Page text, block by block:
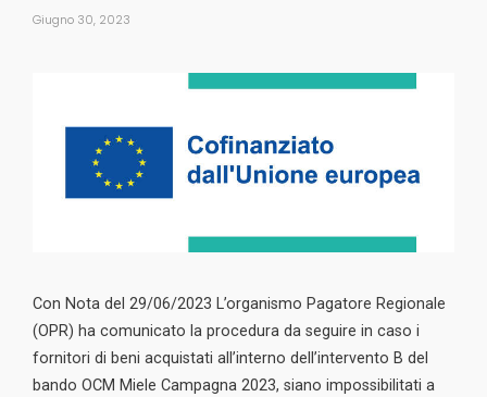
Giugno 30, 2023
Con Nota del 29/06/2023 L’organismo Pagatore Regionale
(OPR) ha comunicato la procedura da seguire in caso i
fornitori di beni acquistati all’interno dell’intervento B del
bando OCM Miele Campagna 2023, siano impossibilitati a